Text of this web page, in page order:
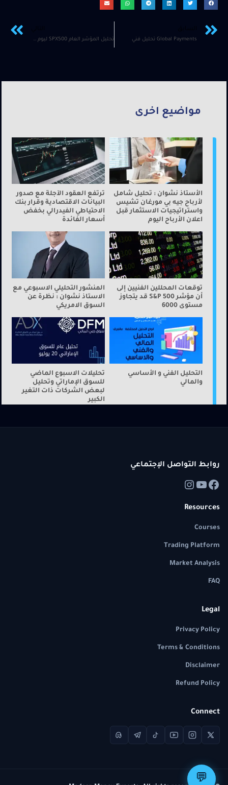
مواضيع اخرى
الأستاذ نشوان : تحليل شامل
لأرباح جيه بي مورغان تشيس
واستراتيجيات الاستثمار قبل
اعلان الأرباح اليوم
ترتفع العقود الآجلة مع صدور
البيانات الاقتصادية وقرار بنك
الاحتياطي الفيدرالي بخفض
أسعار الفائدة
توقعات المحللين الفنيين إلى
أن مؤشر S&P 500 قد يتجاوز
مستوى 6000
المنشور التحليلي الاسبوعي مع
الاستاذ نشوان : نظرة عن
السوق الامريكي
التحليل الفني و الأساسي
والمالي
تحليلات الاسبوع الماضي
للسوق الإماراتي وتحليل
لبعض الشركات ذات التغير
الكبير
Global Payments تحليل فني تحليل المؤشر العام SPX500 ليوم 26 مارس قبل جلسة التداول
روابط التواصل الإجتماعي
Resources
Courses
Trading Platform
Market Analysis
FAQ
Legal
Privacy Policy
Terms & Conditions
Disclaimer
Refund Policy
Connect
💬